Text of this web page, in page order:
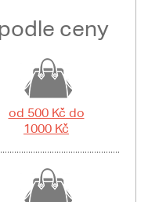
ceny
od 500 Kč do
1000 Kč